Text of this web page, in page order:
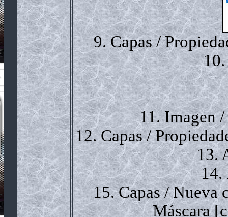
9. Capas /
11. Imagen
12. Capas /
13.
14.
15. Capas / Nueva
Máscara